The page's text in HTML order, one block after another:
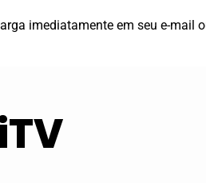
imediatamente em seu e-mail